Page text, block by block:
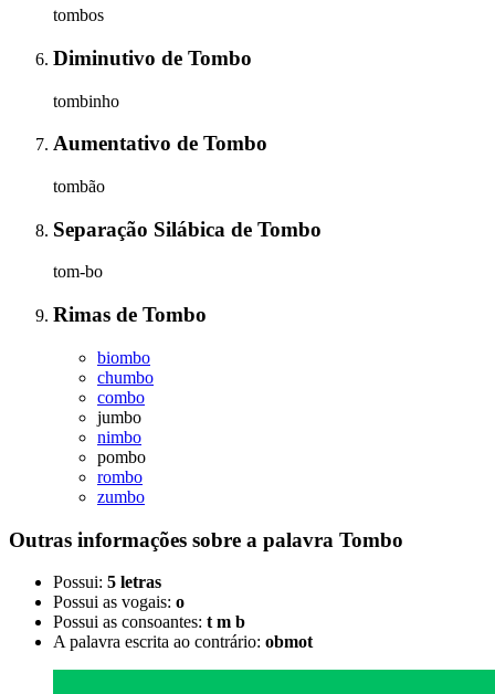
tombos
Diminutivo de Tombo
tombinho
Aumentativo de Tombo
tombão
Separação Silábica de Tombo
tom-bo
Rimas de Tombo
biombo
chumbo
combo
jumbo
nimbo
pombo
rombo
zumbo
Outras informações sobre a palavra Tombo
Possui: 5 letras
Possui as vogais: o
Possui as consoantes: t m b
A palavra escrita ao contrário: obmot